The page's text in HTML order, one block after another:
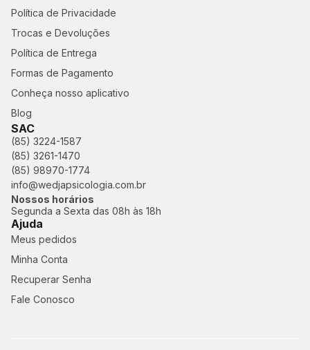
Política de Privacidade
Trocas e Devoluções
Política de Entrega
Formas de Pagamento
Conheça nosso aplicativo
Blog
SAC
(85) 3224-1587
(85) 3261-1470
(85) 98970-1774
info@wedjapsicologia.com.br
Nossos horários
Segunda a Sexta das 08h às 18h
Ajuda
Meus pedidos
Minha Conta
Recuperar Senha
Fale Conosco